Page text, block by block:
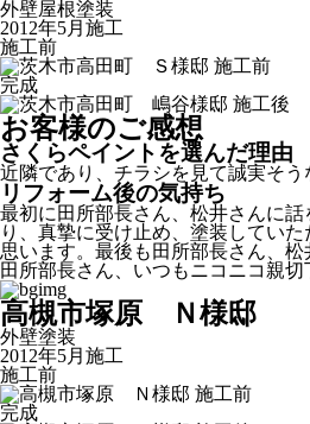
外壁屋根塗装
2012年5月施工
施工前
完成
お客様のご感想
さくらペイントを選んだ理由
近隣であり、チラシを見て誠実そ
リフォーム後の気持ち
最初に田所部長さん、松井さんに
り、真摯に受け止め、塗装してい
思います。最後も田所部長さん、松
田所部長さん、いつもニコニコ親
高槻市塚原 Ｎ様邸
外壁塗装
2012年5月施工
施工前
完成